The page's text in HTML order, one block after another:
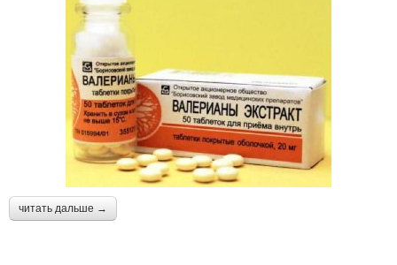
читать дальше →